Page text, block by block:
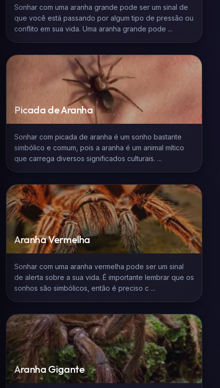
Sonhar com uma aranha grande pode ser um sinal de
que você está passando por algum tipo de pressão ou
conflito em sua vida. Uma aranha grande pode ...
Picada de Aranha
Sonhar com picada de aranha é um sonho bastante
simbólico e comum, pois a aranha é um animal mítico
que carrega diversos significados culturais. ...
Aranha Vermelha
Sonhar com uma aranha vermelha pode ser um sinal
de alerta sobre a sua vida. É importante lembrar que os
sonhos são simbólicos, então é preciso c ...
Aranha Gigante